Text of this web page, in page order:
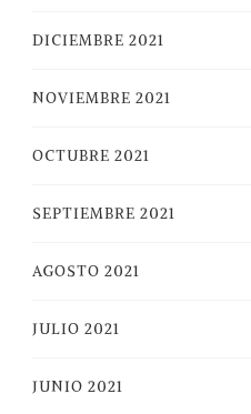
DICIEMBRE 2021
NOVIEMBRE 2021
OCTUBRE 2021
SEPTIEMBRE 2021
AGOSTO 2021
JULIO 2021
JUNIO 2021